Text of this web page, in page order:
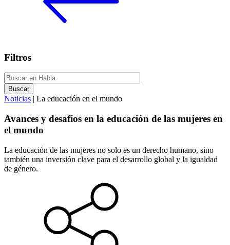
Filtros
Noticias | La educación en el mundo
Avances y desafíos en la educación de las mujeres en
el mundo
La educación de las mujeres no solo es un derecho humano, sino
también una inversión clave para el desarrollo global y la igualdad
de género.